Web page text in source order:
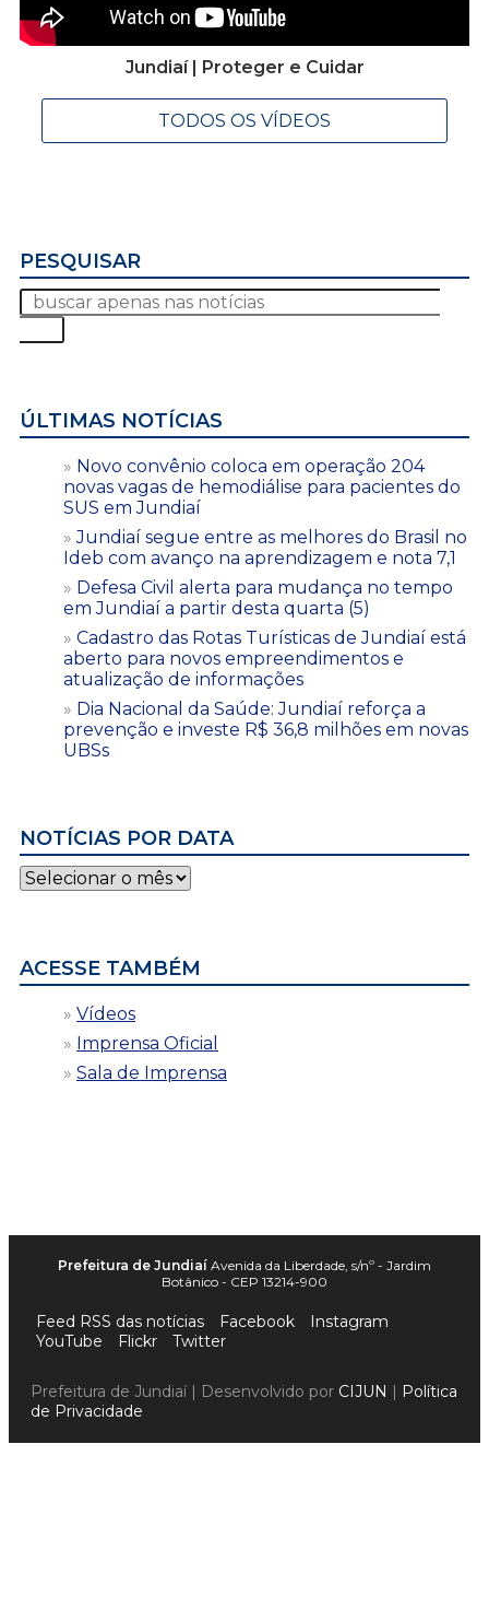
Jundiaí | Proteger e Cuidar
TODOS OS VÍDEOS
PESQUISAR
ÚLTIMAS NOTÍCIAS
Novo convênio coloca em operação 204
novas vagas de hemodiálise para pacientes do
SUS em Jundiaí
Jundiaí segue entre as melhores do Brasil no
Ideb com avanço na aprendizagem e nota 7,1
Defesa Civil alerta para mudança no tempo
em Jundiaí a partir desta quarta (5)
Cadastro das Rotas Turísticas de Jundiaí está
aberto para novos empreendimentos e
atualização de informações
Dia Nacional da Saúde: Jundiaí reforça a
prevenção e investe R$ 36,8 milhões em novas
UBSs
NOTÍCIAS POR DATA
Notícias
por
ACESSE TAMBÉM
Vídeos
Imprensa Oficial
Sala de Imprensa
Prefeitura de Jundiaí Avenida da Liberdade, s/nº - Jardim
Botânico - CEP 13214-900
Feed RSS das notícias Facebook
Instagram
YouTube
Flickr Twitter
Prefeitura de Jundiaí | Desenvolvido por CIJUN
Política
de Privacidade